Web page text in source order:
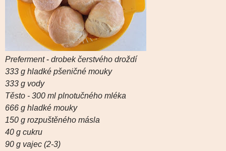
Preferment- drobek čerstvého droždí
333 g hladké pšeničné mouky
333 g vody
Těsto - 300 ml plnotučného mléka
666 g hladké mouky
150 g rozpuštěného másla
40 g cukru
90 g vajec (2-3)